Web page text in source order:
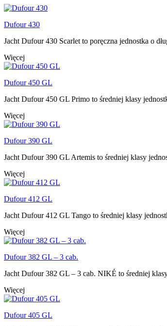
Dufour 430
Jacht Dufour 430 Scarlet to poręczna jednostka o
Więcej
Dufour 450 GL
Jacht Dufour 450 GL Primo to średniej klasy
Więcej
Dufour 390 GL
Jacht Dufour 390 GL Artemis to średniej klasy
Więcej
Dufour 412 GL
Jacht Dufour 412 GL Tango to średniej klasy
Więcej
Dufour 382 GL – 3 cab.
Jacht Dufour 382 GL – 3 cab. NIKÉ to średniej
Więcej
Dufour 405 GL